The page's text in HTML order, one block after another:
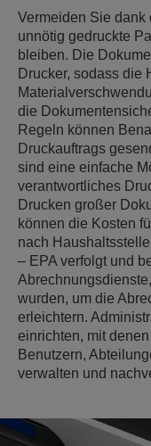
Vermeiden Sie dank
unnötig gedruckte
bleiben. Die
Drucker, sodass die
die
Regeln können
Druckauftrags
sind eine einfache
verantwortliches
Drucken großer
können die Kosten
nach
– EPA verfolgt und
wurden, um die
erleichtern.
einrichten, mit
Benutzern,
verwalten und